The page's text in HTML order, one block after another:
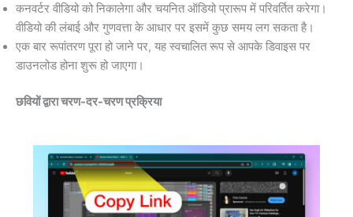
कनवर्टर वीडियो को निकालेगा और चयनित ऑडियो प्रारूप में परिवर्तित करेगा।
वीडियो की लंबाई और गुणवत्ता के आधार पर इसमें कुछ समय लग सकता है।
एक बार रूपांतरण पूरा हो जाने पर, यह स्वचालित रूप से आपके डिवाइस पर
डाउनलोड होना शुरू हो जाएगा।
छवियों द्वारा चरण-दर-चरण प्रक्रिया